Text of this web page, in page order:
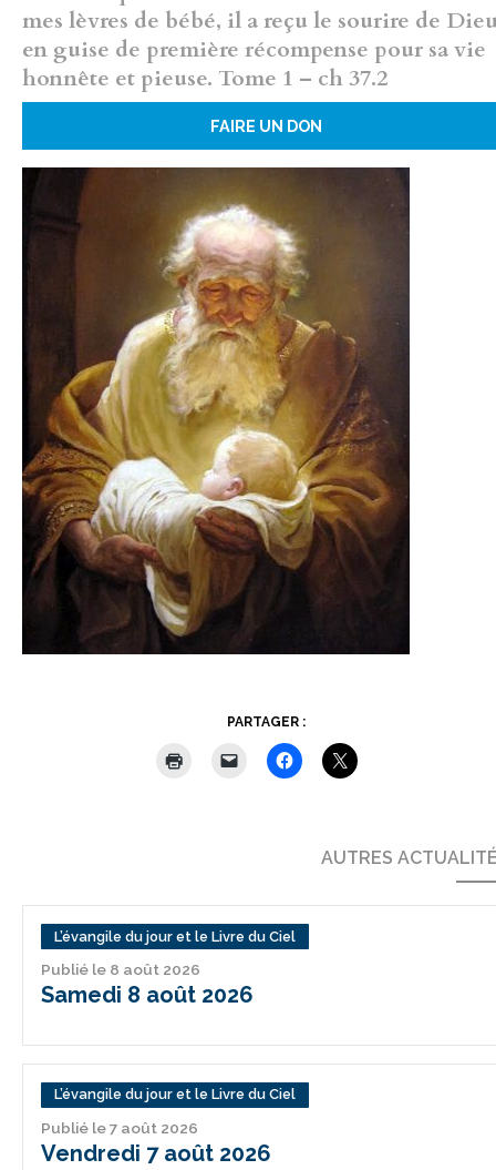
mes lèvres de bébé, il a reçu le sourire de
en guise de première récompense pour sa vie
honnête et pieuse. Tome 1 – ch 37.2
FAIRE UN DON
PARTAGER :
AUTRES
L’évangile du jour et le Livre du Ciel
Publié le 8 août 2026
Samedi 8 août 2026
L’évangile du jour et le Livre du Ciel
Publié le 7 août 2026
Vendredi 7 août 2026